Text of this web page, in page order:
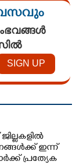
ഇന്ന്
പ്രത്യേക